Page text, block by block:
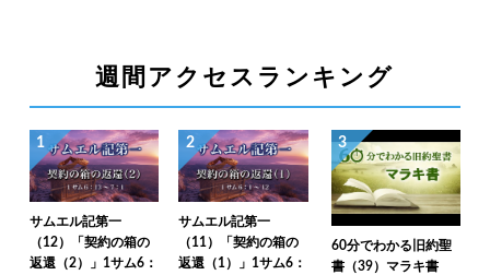
週間アクセスランキング
1
サムエル記第一
（12）「契約の箱の
返還（2）」1サム6：
2
サムエル記第一
（11）「契約の箱の
返還（1）」1サム6：
3
60分でわかる旧約聖
書（39）マラキ書